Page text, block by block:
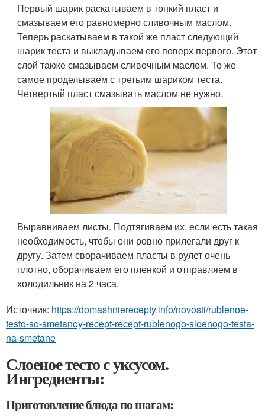
Первый шарик раскатываем в тонкий пласт и
смазываем его равномерно сливочным маслом.
Теперь раскатываем в такой же пласт следующий
шарик теста и выкладываем его поверх первого. Этот
слой также смазываем сливочным маслом. То же
самое проделываем с третьим шариком теста.
Четвертый пласт смазывать маслом не нужно.
Выравниваем листы. Подтягиваем их, если есть такая
необходимость, чтобы они ровно прилегали друг к
другу. Затем сворачиваем пласты в рулет очень
плотно, оборачиваем его пленкой и отправляем в
холодильник на 2 часа.
Источник: https://domashnierecepty.info/novosti/rublenoe-
testo-so-smetanoy-recept-recept-rublenogo-sloenogo-testa-
na-smetane
Слоеное тесто с уксусом.
Ингредиенты:
Приготовление блюда по шагам: